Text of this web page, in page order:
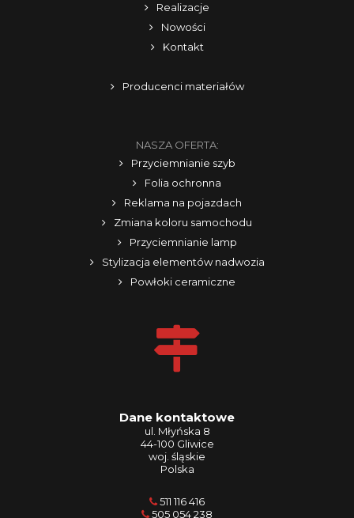
Realizacje
Nowości
Kontakt
Producenci materiałów
NASZA OFERTA:
Przyciemnianie szyb
Folia ochronna
Reklama na pojazdach
Zmiana koloru samochodu
Przyciemnianie lamp
Stylizacja elementów nadwozia
Powłoki ceramiczne
Dane kontaktowe
ul. Młyńska 8
44-100 Gliwice
woj. śląskie
Polska
511 116 416
505 054 238